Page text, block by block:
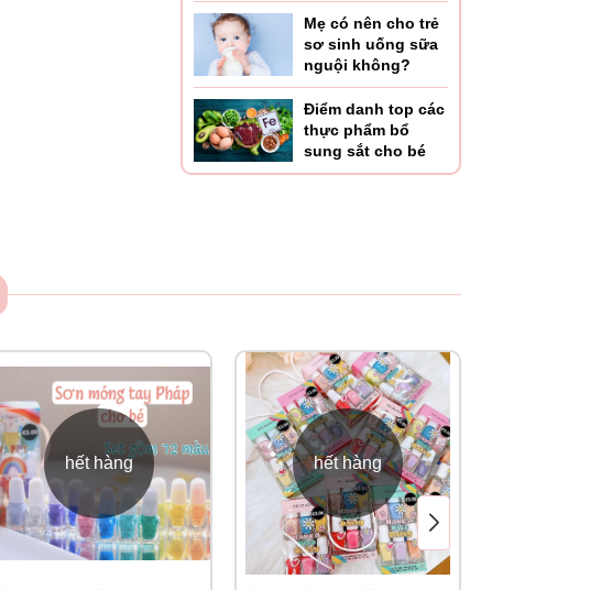
Mẹ có nên cho trẻ
sơ sinh uống sữa
nguội không?
Điểm danh top các
thực phẩm bổ
sung sắt cho bé
hết hàng hết hàng